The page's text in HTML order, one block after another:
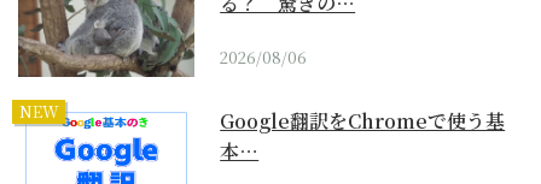
2026/08/06
NEW
Google翻訳をChromeで使う基
本…